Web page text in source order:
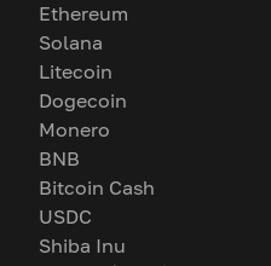
Ethereum
Solana
Litecoin
Dogecoin
Monero
BNB
Bitcoin Cash
USDC
Shiba Inu